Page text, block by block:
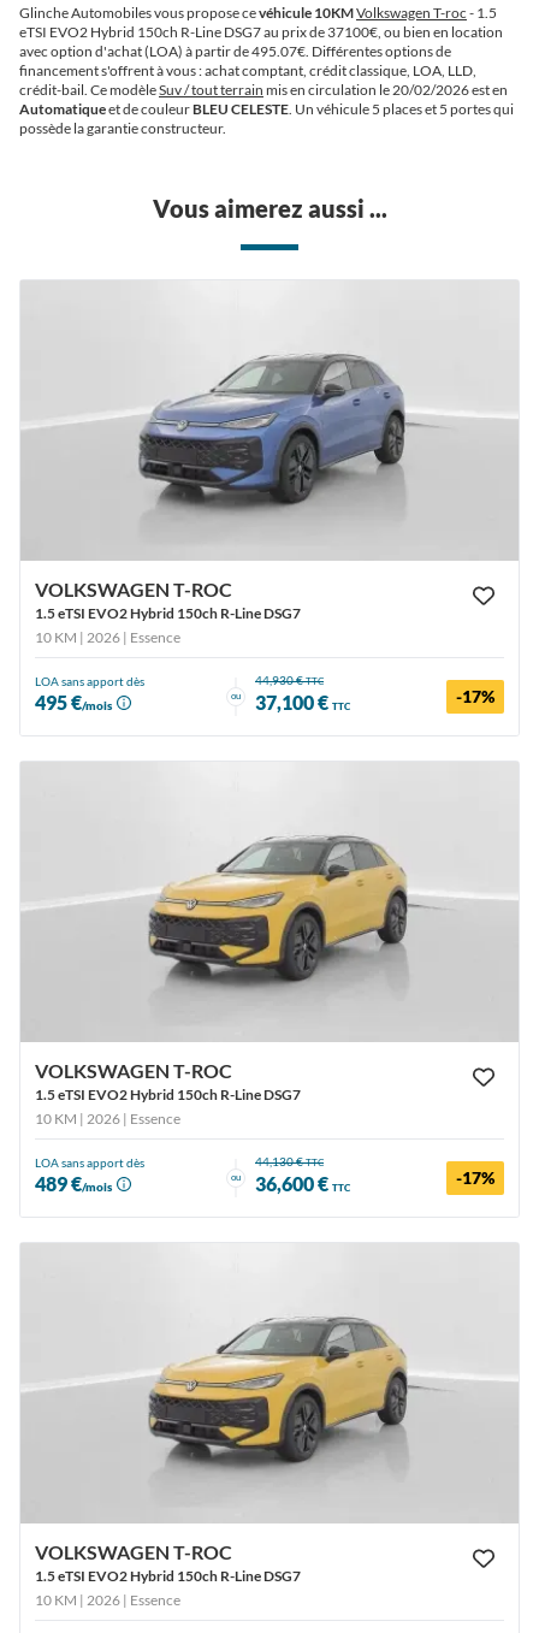
Glinche Automobiles vous propose cevéhicule 10KMVolkswagen T-roc - 1.5
eTSI EVO2 Hybrid 150ch R-Line DSG7 au prix de 37100€, ou bien en location
avec option d'achat (LOA) à partir de 495.07€. Différentes options de
financement s'offrent à vous : achat comptant, crédit classique, LOA, LLD,
crédit-bail. Ce modèleSuv / tout terrain mis en circulation le 20/02/2026 est en
Automatiqueet de couleurBLEU CELESTE. Un véhicule 5 places et 5 portes qui
possède la garantie constructeur.
Vous aimerez aussi ...
VOLKSWAGEN T-ROC
1.5 eTSI EVO2 Hybrid 150ch R-Line DSG7
10 KM | 2026 | Essence
LOA sans apport dès
495 €/mois
ou
44,930 €TTC
37,100 € TTC -17%
VOLKSWAGEN T-ROC
1.5 eTSI EVO2 Hybrid 150ch R-Line DSG7
10 KM | 2026 | Essence
LOA sans apport dès
489 €/mois
ou
44,130 €TTC
36,600 € TTC -17%
VOLKSWAGEN T-ROC
1.5 eTSI EVO2 Hybrid 150ch R-Line DSG7
10 KM | 2026 | Essence